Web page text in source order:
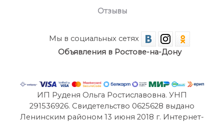
Отзывы
Мы в социальных сетях
Объявления в Ростове-на-Дону
ИП Руденя Ольга Ростиславовна. УНП
291536926. Свидетельство 0625628 выдано
Ленинским районом 13 июня 2018 г. Интернет-